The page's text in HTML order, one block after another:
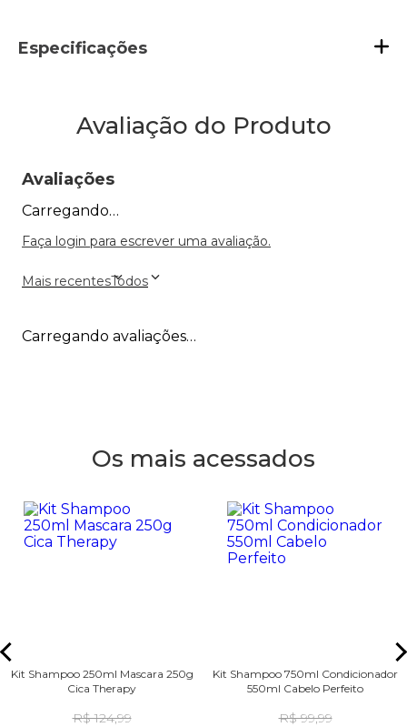
Especificações
Avaliação do Produto
Avaliações
Carregando…
Faça login para escrever uma avaliação.
Mais recentesTodos
Carregando avaliações…
Os mais acessados
Kit Shampoo 250ml Mascara 250g
Cica Therapy
R$ 124,99
Kit Shampoo 750ml Condicionador
550ml Cabelo Perfeito
R$ 99,99